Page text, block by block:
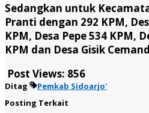
Sedangkan untuk
Pranti dengan 292 KPM,
KPM, Desa Pepe 534 KPM,
KPM dan Desa Gisik
Post Views: 856
Ditag
Pemkab Sidoarjo'
Posting Terkait